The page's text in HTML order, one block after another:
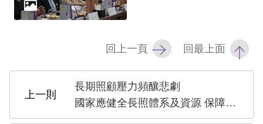
政
政
回上一頁 回最上面
長期照顧壓力頻釀悲劇
國家應健全長照體系及資源 保障生命與健康權